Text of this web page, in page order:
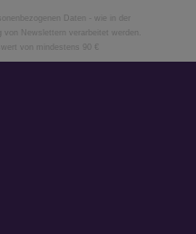
Daten - wie in der
von Newslettern verarbeitet werden.
von mindestens 90 €